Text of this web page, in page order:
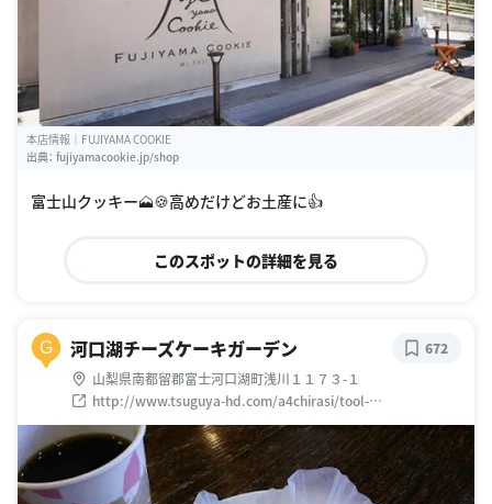
本店情報｜FUJIYAMA COOKIE
出典： fujiyamacookie.jp/shop
富士山クッキー🗻🍪高めだけどお土産に👍
このスポットの詳細を見る
G 河口湖チーズケーキガーデン
山梨県南都留郡富士河口湖町浅川１１７３-１
http://www.tsuguya-hd.com/a4chirasi/tool-
kawaguchikoc/
672